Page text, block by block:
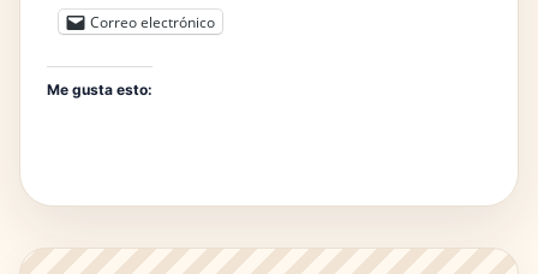
Correo electrónico
Me gusta esto: